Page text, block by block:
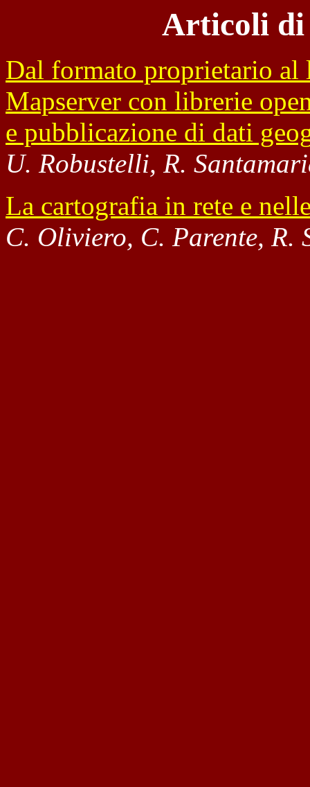
Articoli di
Dal formato proprietario
Mapserver con librerie
e pubblicazione di dati
U. Robustelli, R.
La cartografia in rete e
C. Oliviero, C. Parente, R.